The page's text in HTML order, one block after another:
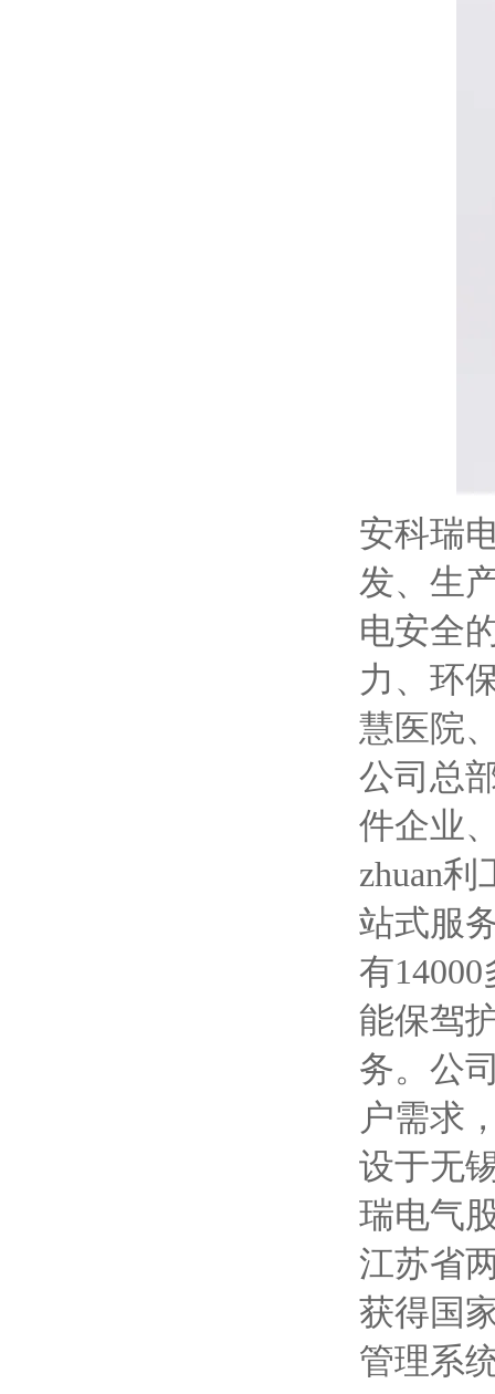
安科瑞
发、生
电安全
力、环
慧医院
公司总
件企业
zhuan
站式服
有
能保驾
务。公
户需求
设于无
瑞电气
江苏省
获得国
管理系